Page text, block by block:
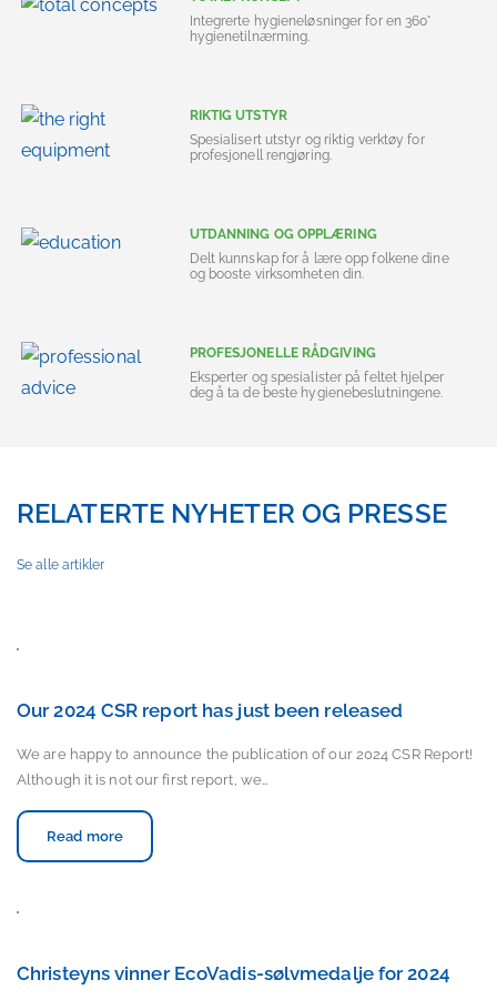
Integrerte hygieneløsninger for en 360°
hygienetilnærming.
RIKTIG UTSTYR
Spesialisert utstyr og riktig verktøy for
profesjonell rengjøring.
UTDANNING OG OPPLÆRING
Delt kunnskap for å lære opp folkene dine
og booste virksomheten din.
PROFESJONELLE RÅDGIVING
Eksperter og spesialister på feltet hjelper
deg å ta de beste hygienebeslutningene.
RELATERTE NYHETER OG PRESSE
Se alle artikler
Our 2024 CSR report has just been released
We are happy to announce the publication of our 2024 CSR Report!
Although it is not our first report, we…
Read more
Christeyns vinner EcoVadis-sølvmedalje for 2024